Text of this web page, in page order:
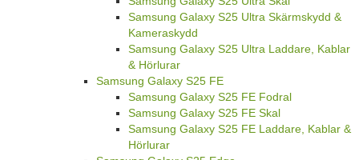
Hörlurar
Samsung Galaxy S25 Ultra
Samsung Galaxy S25 Ultra Fodral
Samsung Galaxy S25 Ultra Skal
Samsung Galaxy S25 Ultra Skärmskydd &
Kameraskydd
Samsung Galaxy S25 Ultra Laddare, Kablar
& Hörlurar
Samsung Galaxy S25 FE
Samsung Galaxy S25 FE Fodral